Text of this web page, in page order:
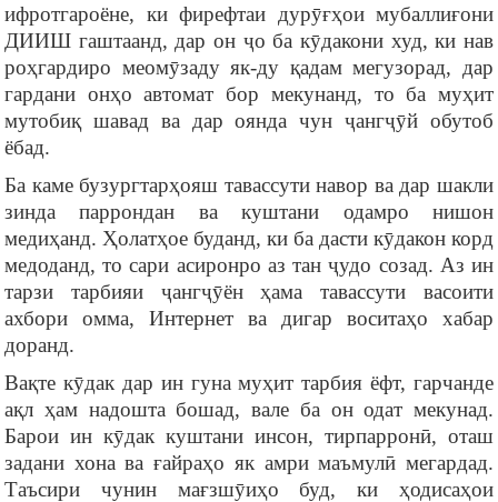
ифротгароёне, ки фирефтаи дурӯғҳои мубаллиғони
ДИИШ гаштаанд, дар он ҷо ба кӯдакони худ, ки нав
роҳгардиро меомӯзаду як-ду қадам мегузорад, дар
гардани онҳо автомат бор мекунанд, то ба муҳит
мутобиқ шавад ва дар оянда чун ҷангҷӯй обутоб
ёбад.
Ба каме бузургтарҳояш тавассути навор ва дар шакли
зинда паррондан ва куштани одамро нишон
медиҳанд. Ҳолатҳое буданд, ки ба дасти кӯдакон корд
медоданд, то сари асиронро аз тан ҷудо созад. Аз ин
тарзи тарбияи ҷангҷӯён ҳама тавассути васоити
ахбори омма, Интернет ва дигар воситаҳо хабар
доранд.
Вақте кӯдак дар ин гуна муҳит тарбия ёфт, гарчанде
ақл ҳам надошта бошад, вале ба он одат мекунад.
Барои ин кӯдак куштани инсон, тирпарронӣ, оташ
задани хона ва ғайраҳо як амри маъмулӣ мегардад.
Таъсири чунин мағзшӯиҳо буд, ки ҳодисаҳои